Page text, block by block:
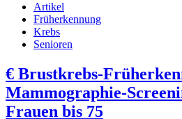
Artikel
Früherkennung
Krebs
Senioren
€ Brustkrebs-
Mammographie-
Frauen bis 75